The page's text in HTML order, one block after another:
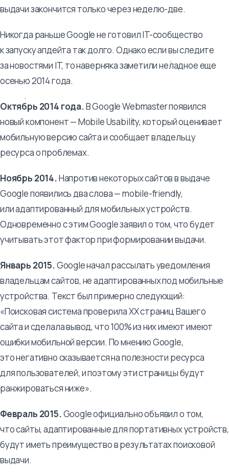
выдачи закончится только через неделю-две.
Никогда раньше Google не готовил IT-сообщество
к запуску апдейта так долго. Однако если вы следите
за новостями IT, то наверняка заметили неладное еще
осенью 2014 года.
Октябрь 2014 года.В Google Webmaster появился
новый компонент — Mobile Usability, который оценивает
мобильную версию сайта и сообщает владельцу
ресурса о проблемах.
Ноябрь 2014.Напротив некоторых сайтов в выдаче
Google появились два слова — mobile-friendly,
или адаптированный для мобильных устройств.
Одновременно с этим Google заявил о том, что будет
учитывать этот фактор при формировании выдачи.
Январь 2015.Google начал рассылать уведомления
владельцам сайтов, не адаптированных под мобильные
устройства. Текст был примерно следующий:
«Поисковая система проверила ХХ страниц Вашего
сайта и сделала вывод, что 100% из них имеют имеют
ошибки мобильной версии. По мнению Google,
это негативно сказывается на полезности ресурса
для пользователей, и поэтому эти страницы будут
ранжироваться ниже».
Февраль 2015.Google официально объявил о том,
что сайты, адаптированные для портативных устройств,
будут иметь преимущество в результатах поисковой
выдачи.